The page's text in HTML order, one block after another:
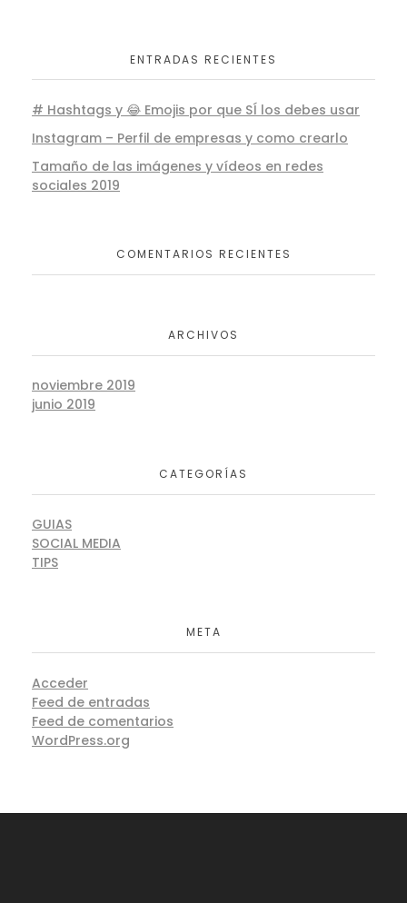
ENTRADAS RECIENTES
# Hashtags y 😂 Emojis por que SÍ los debes usar
Instagram – Perfil de empresas y como crearlo
Tamaño de las imágenes y vídeos en redes
sociales 2019
COMENTARIOS RECIENTES
ARCHIVOS
noviembre 2019
junio 2019
CATEGORÍAS
GUIAS
SOCIAL MEDIA
TIPS
META
Acceder
Feed de entradas
Feed de comentarios
WordPress.org